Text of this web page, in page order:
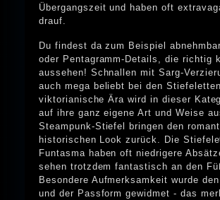
Übergangszeit und haben oft
drauf.
Du findest da zum Beispiel
oder Pentagramm-Details, die richtig
aussehen! Schnallen mit Sarg-
auch mega beliebt bei den
viktorianische Ära wird in dieser
auf ihre ganz eigene Art und Weise
Steampunk-Stiefel bringen den
historischen Look zurück. Die
Funtasma haben oft niedrigere
sehen trotzdem fantastisch an den
Besondere Aufmerksamkeit wurde
und der Passform gewidmet - das